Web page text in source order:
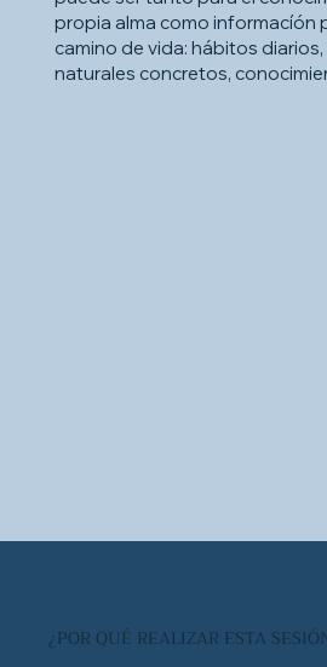
propia alma como informacíón
camino de vida: hábitos
naturales concretos,
¿POR QUÉ REALIZAR ESTA